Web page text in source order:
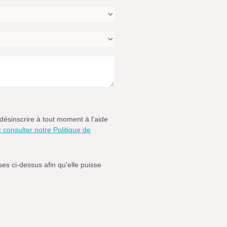
à tout moment à l'aide
consulter notre Politique de
ci-dessus afin qu'elle puisse